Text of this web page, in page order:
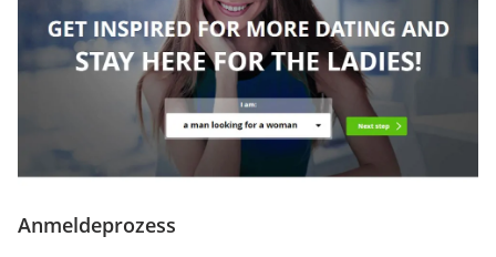
Anmeldeprozess